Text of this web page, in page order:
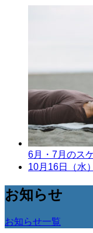
6月・7月のス
10月16日（水
お知らせ
お知らせ一覧